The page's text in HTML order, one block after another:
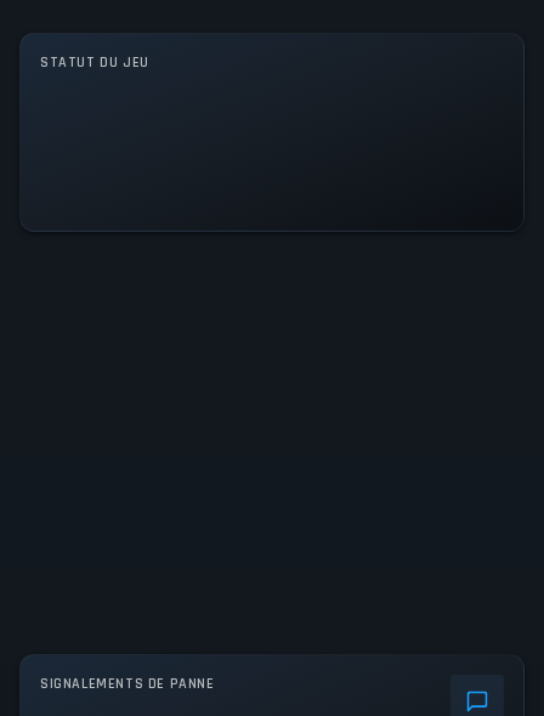
STATUT DU JEU
SIGNALEMENTS DE PANNE